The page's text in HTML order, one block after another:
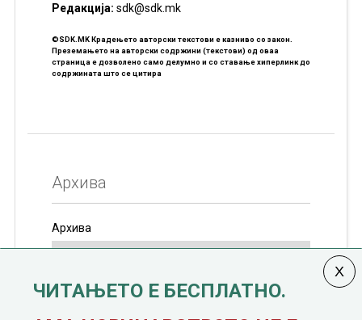
Редакцијa: sdk@sdk.mk
©SDK.MK Крадењето авторски текстови е казниво со закон.
Преземањето на авторски содржини (текстови) од оваа
страница е дозволено само делумно и со ставање хиперлинк до
содржината што се цитира
Архива
Архива
ЧИТАЊЕТО Е БЕСПЛАТНО.